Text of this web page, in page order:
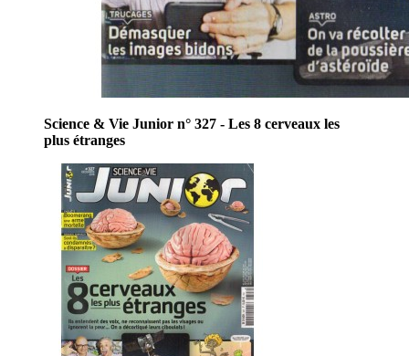
Science & Vie Junior n° 327 - Les 8 cerveaux les
plus étranges